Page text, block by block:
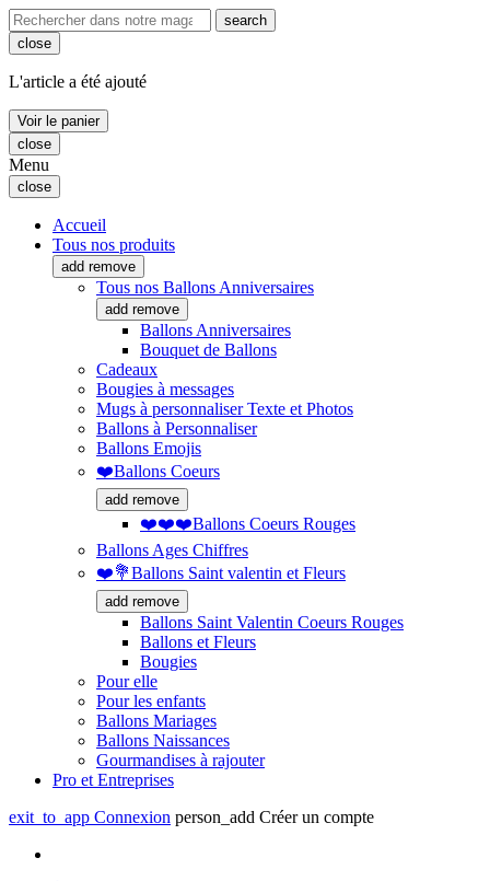
search
close
L'article a été ajouté
Voir le panier
close
Menu
close
Accueil
Tous nos produits
add remove
Tous nos Ballons Anniversaires
add remove
Ballons Anniversaires
Bouquet de Ballons
Cadeaux
Bougies à messages
Mugs à personnaliser Texte et Photos
Ballons à Personnaliser
Ballons Emojis
❤️Ballons Coeurs
add remove
❤️❤️❤️Ballons Coeurs Rouges
Ballons Ages Chiffres
❤️💐Ballons Saint valentin et Fleurs
add remove
Ballons Saint Valentin Coeurs Rouges
Ballons et Fleurs
Bougies
Pour elle
Pour les enfants
Ballons Mariages
Ballons Naissances
Gourmandises à rajouter
Pro et Entreprises
exit_to_app Connexion person_add Créer un compte